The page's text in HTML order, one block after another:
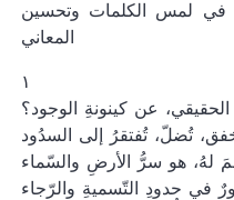
في لمس الكلمات وتحسين
المعاني
١
عن كينونةِ الوجود؟
تُضلّ، تُفتقرُ إلى السدُود
لهُ، هو سرُّ الأرضِ والسّماء
في حدودِ التّسميةِ والرّجاء